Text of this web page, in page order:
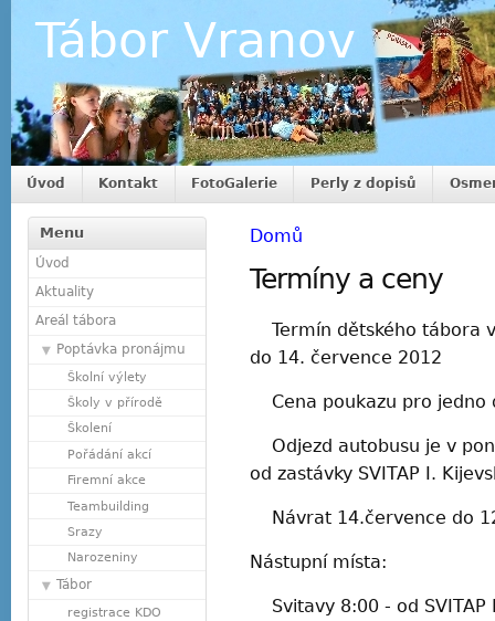
Tábor Vranov
Úvod Kontakt FotoGalerie Perly z dopisů
Menu
Úvod
Aktuality
Areál tábora
Poptávka pronájmu
Školní výlety
Školy v přírodě
Školení
Pořádání akcí
Firemní akce
Teambuilding
Srazy
Narozeniny
Tábor
registrace KDO
Domů
Termíny a ceny
Termín dětského tábora
do 14. července 2012
Cena poukazu pro jedno
Odjezd autobusu je v
od zastávky SVITAP I.
Návrat 14.července do
Nástupní místa:
Svitavy 8:00 - od SVITAP